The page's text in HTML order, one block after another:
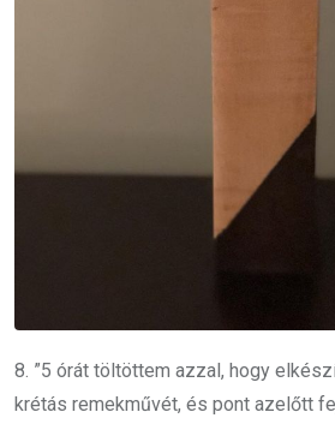
8. ”5 órát töltöttem azzal, hogy
krétás remekművét, és pont azelőtt